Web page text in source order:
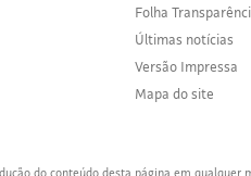
Folha
Últimas notícias
Versão Impressa
Mapa do site